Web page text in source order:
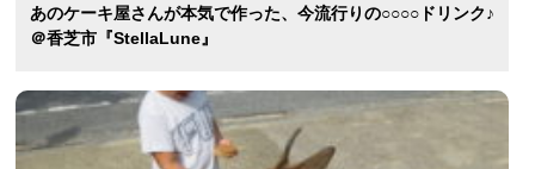
あのケーキ屋さんが本気で作った、今流行りの○○○○ドリンク♪
＠香芝市『StellaLune』